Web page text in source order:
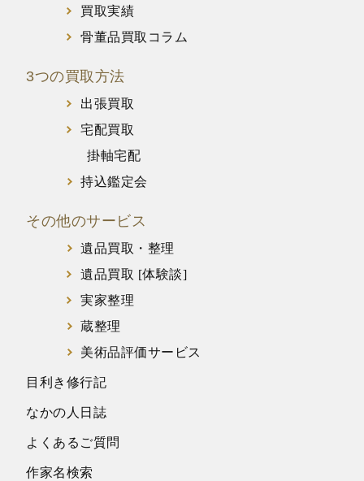
買取実績
骨董品買取コラム
3つの買取方法
出張買取
宅配買取
掛軸宅配
持込鑑定会
その他のサービス
遺品買取・整理
遺品買取 [体験談]
実家整理
蔵整理
美術品評価サービス
目利き修行記
なかの人日誌
よくあるご質問
作家名検索